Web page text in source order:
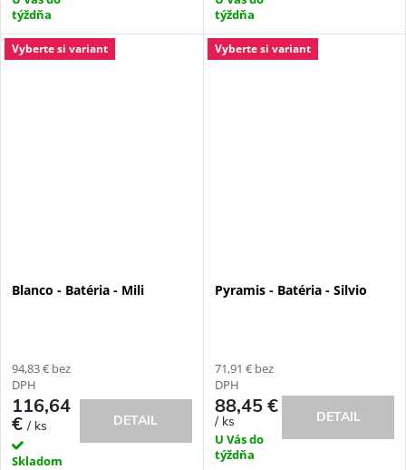
týždňa
týždňa
Vyberte si variant
Blanco - Batéria - Mili
94,83 € bez
DPH
116,64
€/ ks
Skladom
DETAIL
Vyberte si variant
Pyramis - Batéria - Silvio
71,91 € bez
DPH
88,45 €
/ ks
U Vás do
týždňa
DETAIL